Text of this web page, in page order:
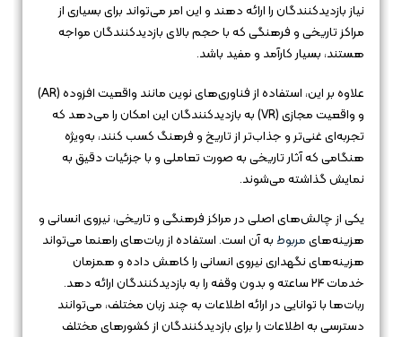
نیاز بازدیدکنندگان را ارائه دهند و این امر می‌تواند برای بسیاری از
مراکز تاریخی و فرهنگی که با حجم بالای بازدیدکنندگان مواجه
هستند، بسیار کارآمد و مفید باشد.
علاوه بر این، استفاده از فناوری‌های نوین مانند واقعیت افزوده (AR)
و واقعیت مجازی (VR) به بازدیدکنندگان این امکان را می‌دهد که
تجربه‌ای غنی‌تر و جذاب‌تر از تاریخ و فرهنگ کسب کنند، به‌ویژه
هنگامی که آثار تاریخی به صورت تعاملی و با جزئیات دقیق به
نمایش گذاشته می‌شوند.
یکی از چالش‌های اصلی در مراکز فرهنگی و تاریخی، نیروی انسانی و
هزینه‌هایمربوطبه آن است. استفاده از ربات‌های راهنما می‌تواند
هزینه‌های نگهداری نیروی انسانی را کاهش داده و همزمان
خدمات 24 ساعته و بدون وقفه را به بازدیدکنندگان ارائه دهد.
ربات‌ها با توانایی در ارائه اطلاعات به چند زبان مختلف، می‌توانند
دسترسی به اطلاعات را برای بازدیدکنندگان از کشورهای مختلف